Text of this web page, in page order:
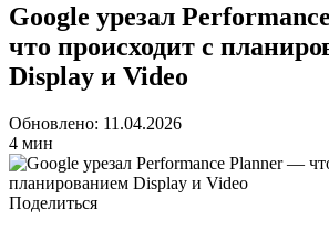
Google урезал
что происходит с
Display и Video
Обновлено: 11.04.2026
4 мин
Поделиться